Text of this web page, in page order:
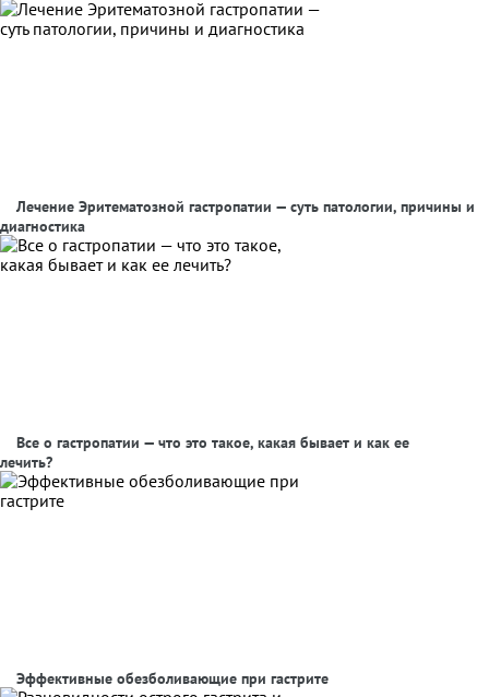
Лечение Эритематозной гастропатии — суть патологии, причины и
диагностика
Все о гастропатии — что это такое, какая бывает и как ее
лечить?
Эффективные обезболивающие при гастрите